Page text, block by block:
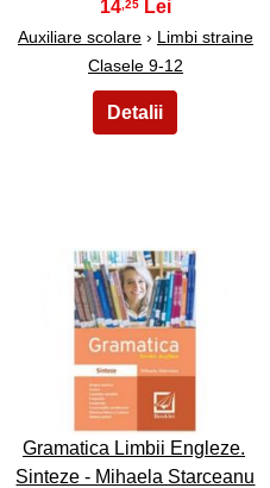
14 ,25
Auxiliare scolare› Limbi straine
Clasele 9-12
19
Gramatica Limbii Engleze.
Sinteze - Mihaela Starceanu